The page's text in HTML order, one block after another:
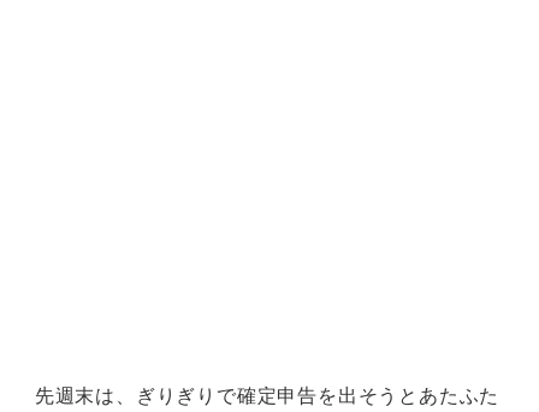
先週末は、ぎりぎりで確定申告を出そうとあたふた